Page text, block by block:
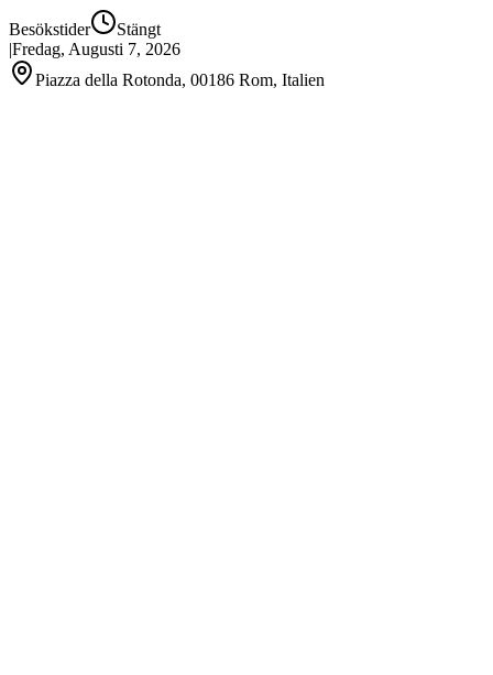
Besökstider
Stängt
|Fredag, Augusti 7, 2026
Piazza della Rotonda, 00186 Rom, Italien